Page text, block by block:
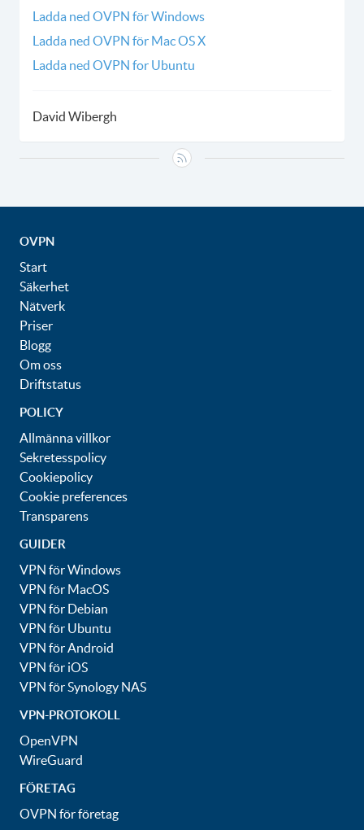
Ladda ned OVPN för Windows
Ladda ned OVPN för Mac OS X
Ladda ned OVPN for Ubuntu
David Wibergh
OVPN
Start
Säkerhet
Nätverk
Priser
Blogg
Om oss
Driftstatus
POLICY
Allmänna villkor
Sekretesspolicy
Cookiepolicy
Cookie preferences
Transparens
GUIDER
VPN för Windows
VPN för MacOS
VPN för Debian
VPN för Ubuntu
VPN för Android
VPN för iOS
VPN för Synology NAS
VPN-PROTOKOLL
OpenVPN
WireGuard
FÖRETAG
OVPN för företag